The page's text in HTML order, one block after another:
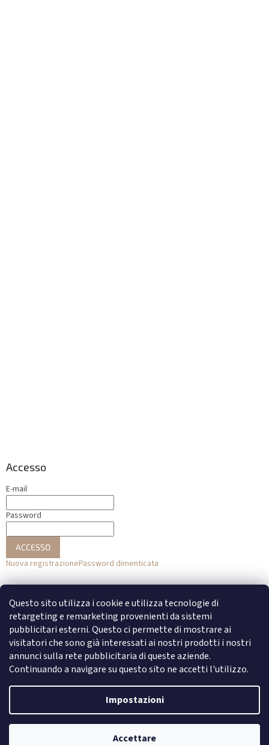
Questo sito utilizza i cookie e utilizza tecnologie di
retargeting e remarketing provenienti da sistemi
pubblicitari esterni. Questo ci permette di mostrare ai
visitatori che sono già interessati ai nostri prodotti i nostri
annunci sulla rete pubblicitaria di queste aziende.
Continuando a navigare su questo sito ne accetti l'utilizzo.
Impostazioni
Accettare
Accesso
E-mail
Password
ACCESSO
Nuova registrazionePassword dimenticata
o
Accesso con Facebook
Accesso con Google
Copyright 2026DENATO. Tutti i diritti riservati.Modifica delle
impostazioni dei cookie